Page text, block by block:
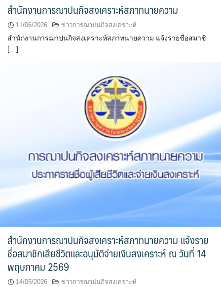
สำนักงานการฌาปนกิจสงเคราะห์สภาทนายความ
11/06/2026 ข่าวการฌาปนกิจสงเคราะห์
สำนักงานการฌาปนกิจสงเคราะห์สภาทนายความ แจ้งรายชื่อสมาชิ
[…]
สำนักงานการฌาปนกิจสงเคราะห์สภาทนายความ แจ้งราย
ชื่อสมาชิกเสียชีวิตและอนุมัติจ่ายเงินสงเคราะห์ ณ วันที่ 14
พฤษภาคม 2569
14/05/2026 ข่าวการฌาปนกิจสงเคราะห์